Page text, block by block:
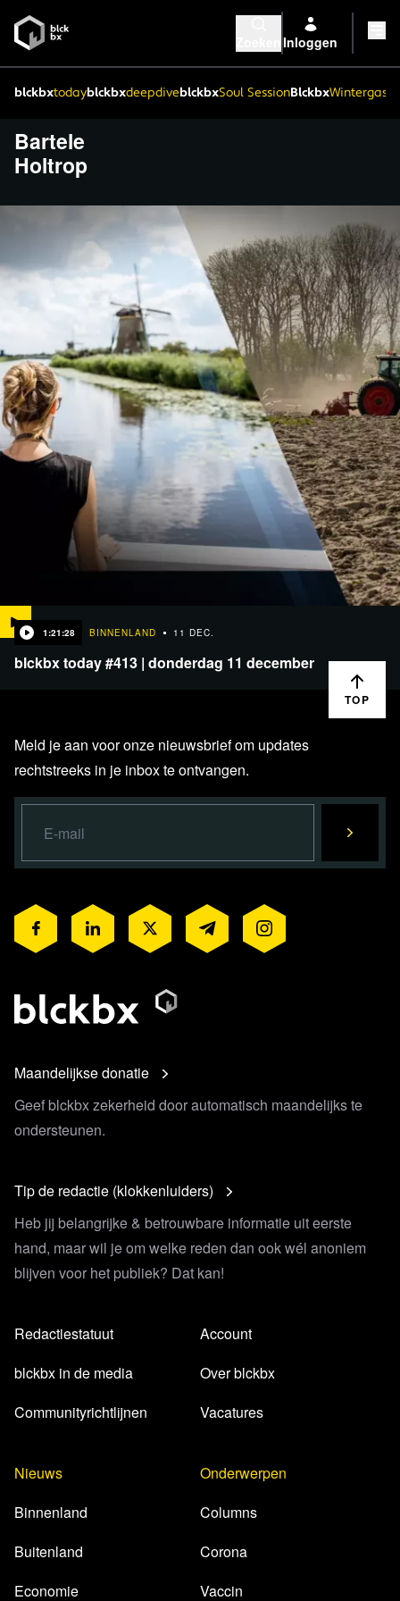
Inloggen
blckbxtodayblckbxdeepdiveblckbxSoul SessionBlckbx
Bartele
Holtrop
1:21:28 BINNENLAND 11 DEC.
blckbx today #413 | donderdag 11 december
TOP
Meld je aan voor onze nieuwsbrief om updates
rechtstreeks in je inbox te ontvangen.
Maandelijkse donatie
Geef blckbx zekerheid door automatisch maandelijks te
ondersteunen.
Tip de redactie (klokkenluiders)
Heb jij belangrijke & betrouwbare informatie uit eerste
hand, maar wil je om welke reden dan ook wél anoniem
blijven voor het publiek? Dat kan!
Redactiestatuut
blckbx in de media
Communityrichtlijnen
Account
Over blckbx
Vacatures
Nieuws
Binnenland
Buitenland
Economie
Onderwerpen
Columns
Corona
Vaccin